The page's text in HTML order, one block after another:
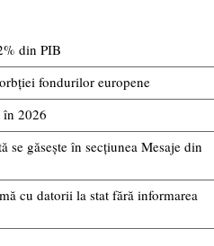
din PIB
fondurilor europene
în 2026
se găsește în secțiunea Mesaje din
cu datorii la stat fără informarea